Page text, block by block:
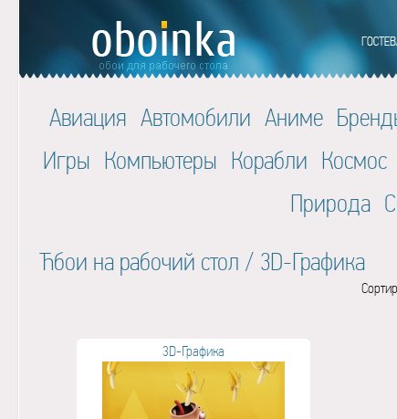
Авиация Автомобили Аниме
Игры Компьютеры Корабли Космос
Природа
Ћбои на рабочий стол / 3D-Графика
3D-Графика